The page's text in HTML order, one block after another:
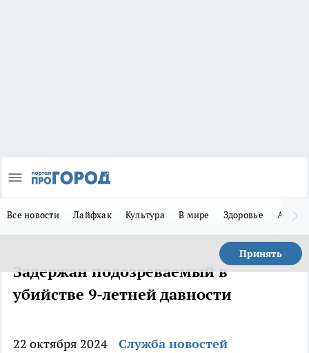
Все новости Лайфхак Культура В мире Здоровье Авто
Принять
Задержан подозреваемый в
убийстве 9-летней давности
22 октября 2024 Служба новостей